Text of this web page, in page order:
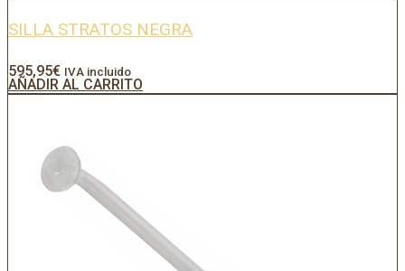
SILLA STRATOS NEGRA
595,95€ IVA incluido
AÑADIR AL CARRITO